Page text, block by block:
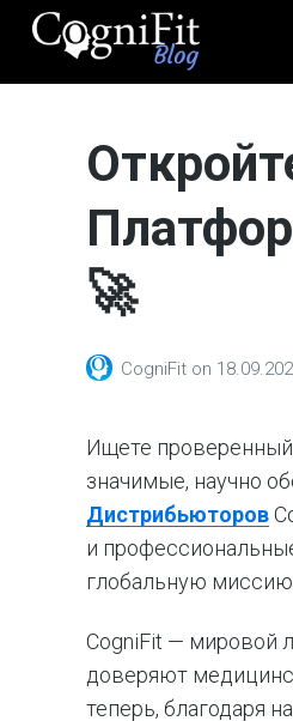
CogniFit
Health
News
Brain Training, Mental
🚀
CogniFit on
Ищете проверенный
значимые, научно
Дистрибьюторов
и
глобальную миссию
CogniFit — мировой
доверяют
теперь, благодаря